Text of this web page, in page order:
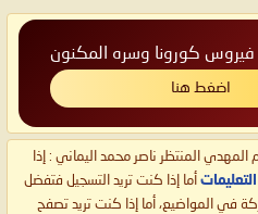
فيروس كورونا وسره المكنون
اضغط هنا
المهدي المنتظر ناصر محمد اليماني : إذا
التعليمات أما إذا كنت تريد التسجيل فتفضل
في المواضيع، أما إذا كنت تريد تصفح